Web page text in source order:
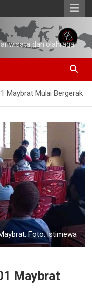
dan olahraga
Maybrat Mulai Bergerak
Foto: Istimewa
Maybrat